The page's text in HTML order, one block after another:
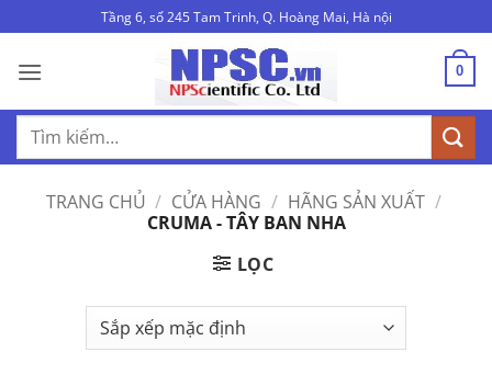
qua
nội
Tầng 6, số 245 Tam Trinh, Q. Hoàng Mai, Hà nội
0
Tìm
TRANG CHỦ / CỬA HÀNG / HÃNG SẢN XUẤT /
CRUMA - TÂY BAN NHA
LỌC